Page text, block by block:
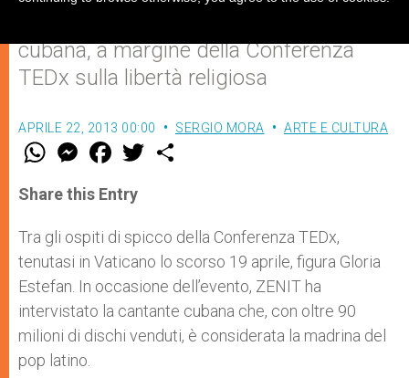
cubana, a margine della Conferenza
TEDx sulla libertà religiosa
APRILE 22, 2013 00:00 SERGIO MORA ARTE E CULTURA
W
t
s
p
p
M
e
s
e
g
e
r
F
a
e
b
o
k
w
r
Share this Entry
Tra gli ospiti di spicco della Conferenza TEDx,
tenutasi in Vaticano lo scorso 19 aprile, figura Gloria
Estefan. In occasione dell’evento, ZENIT ha
intervistato la cantante cubana che, con oltre 90
milioni di dischi venduti, è considerata la madrina del
pop latino.